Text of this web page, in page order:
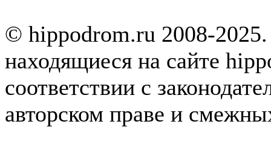
© hippodrom.ru 2008-
находящиеся на сайте
соответствии с
авторском праве и